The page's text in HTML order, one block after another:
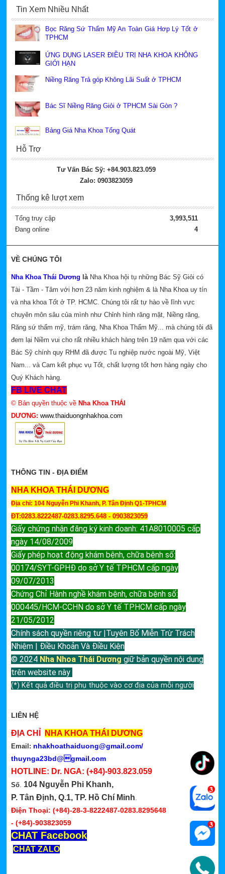
Tin Xem Nhiều Nhất
Bọc Răng Sứ Thẩm Mỹ An Toàn Giá Hơp Lý Tốt ở
TPHCM
ỨNG DỤNG LASER ĐIỀU TRỊ NHA KHOA KHÔNG
GIỚI HẠN
Niềng Răng Trả góp Không Lãi Suất ở TPHCM
Bác Sĩ Niềng Răng Giỏi ở TPHCM Sài Gòn ?
Bảng Giá Nha Khoa Tổng Quát
Hỗ Trợ
Tư Vấn Bác Sỹ: +84.903.823.059
Zalo: 0903823059
Thống kê lượt xem
Tổng truy cập
3,993,511
Đang online
4
VỀ CHÚNG TÔI
Nha Khoa Thái Dương là Nha Khoa hội tụ những Bác Sỹ Giỏi có
Tài - Tầm - Tâm với hơn 23 năm kinh nghiệm & là Nha Khoa uy tín
và nha khoa Tốt ở TP. HCMC. Chúng tôi rất tự hào về lĩnh vực
chuyên môn sâu của mình như Chỉnh hình răng mặt, Niềng răng,
Răng sứ thẩm mỹ, trám răng, Nha Khoa Thẩm Mỹ... mà chúng tôi đã
đem lại Niềm vui cho rất nhiều khách hàng trên 19 năm qua với các
Bác Sỹ chính quy RHM đã được Tu nghiệp nước ngoài Mỹ, Việt
Nam... và Cam kết phục vụ Tốt, chất lượng tốt hơn hàng ngày cho
Quý Khách hàng.
FB LIVE CHAT
© Bản quyền thuộc về Nha Khoa THÁI
DƯƠNG: www.thaiduongnhakhoa.com
THÔNG TIN - ĐỊA ĐIỂM
NHA KHOA THÁI DƯƠNG
Địa chỉ: 104 Nguyễn Phi Khanh, P. Tân Định Q1-TPHCM
ĐT:0283.8222487-0283.8295.648 - 0903823059
Giấy chứng nhận đăng ký kinh doanh: 41A8010005 cấp
ngày 14/08/2009
Giấy phép hoạt động khám bệnh, chữa bệnh số:
00174/SYT-GPHĐ do sở Y tế TPHCM cấp ngày
09/07/2013
Chứng Chỉ Hành nghề khám bệnh, chữa bệnh số:
000445/HCM-CCHN do sở Y tế TPHCM cấp ngày
21/05/2012
Chính sách quyền riêng tư |Tuyên Bố Miễn Trừ Trách
Nhiệm | Điều Khoản Và Điều Kiện
© 2024 Nha Nhoa Thái Dương giữ bản quyền nội dung
trên website này
(*) Kết quả điều trị phụ thuộc vào cơ địa của mỗi người
LIÊN HỆ
ĐỊA CHỈ NHA KHOA THÁI DƯƠNG
Email: nhakhoathaiduong@gmail.com/
thuynga23bd@gmail.com
HOTLINE: Dr. NGA: (+84)-903.823.059
Số. 104 Nguyễn Phi Khanh,
P. Tân Định, Q.1, TP. Hồ Chí Minh
Điện Thoại: (+84)-28-3-8222487-0283.8295648
- (+84)-903823059
CHAT Facebook
CHAT ZALO